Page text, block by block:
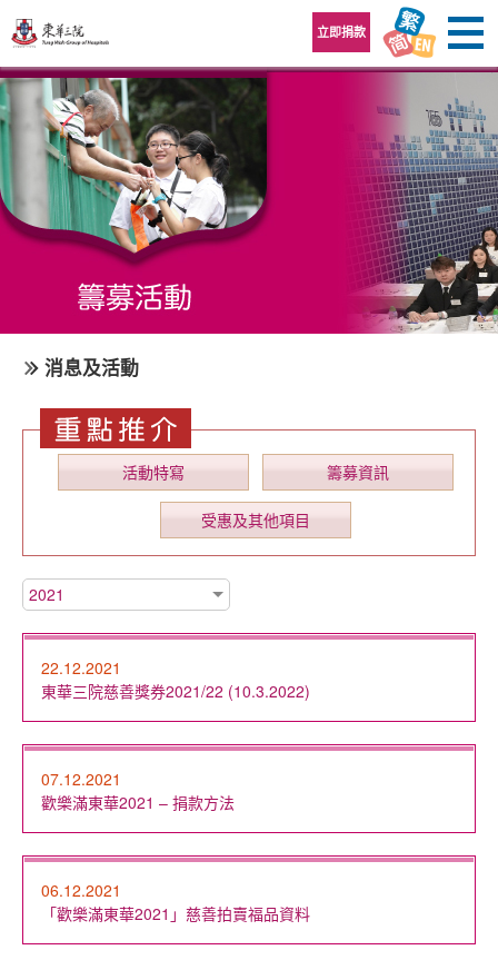
立即捐款
消息及活動
活動特寫 籌募資訊
受惠及其他項目
2021
22.12.2021
東華三院慈善獎券2021/22 (10.3.2022)
07.12.2021
歡樂滿東華2021 – 捐款方法
06.12.2021
「歡樂滿東華2021」慈善拍賣福品資料